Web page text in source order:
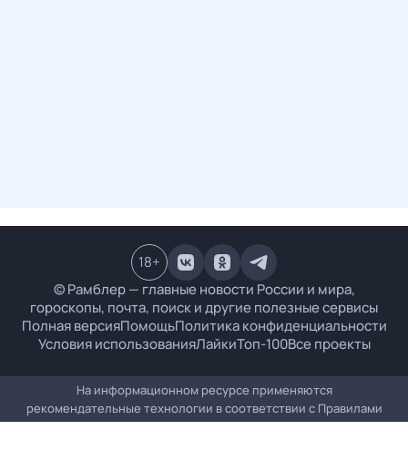
© Рамблер — главные новости России и мира,
гороскопы, почта, поиск и другие полезные сервисы
Полная версияПомощьПолитика конфиденциальности
Условия использованияЛайкиТоп-100Все проекты
18+
На информационном ресурсе применяются
рекомендательные технологии в соответствии с Правилами